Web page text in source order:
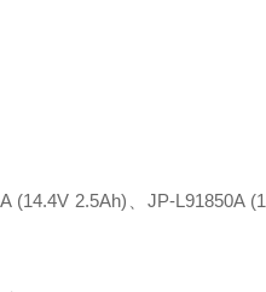
2.5Ah)、JP-L91850A